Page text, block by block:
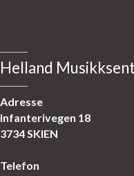
Helland
Adresse
Infanterivegen 18
3734 SKIEN
Telefon